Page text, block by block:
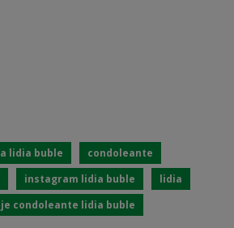
lidia buble
condoleante
instagram lidia buble
lidia
condoleante lidia buble